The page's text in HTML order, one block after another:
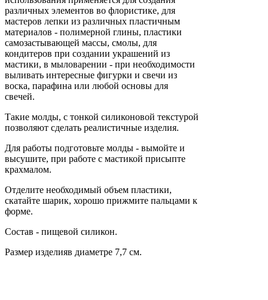
различных элементов во флористике, для
мастеров лепки из различных пластичным
материалов - полимерной глины, пластики
самозастывающей массы, смолы, для
кондитеров при создании украшений из
мастики, в мыловарении - при необходимости
выливать интересные фигурки и свечи из
воска, парафина или любой основы для
свечей.
Такие молды, с тонкой силиконовой текстурой
позволяют сделать реалистичные изделия.
Для работы подготовьте молды - вымойте и
высушите, при работе с мастикой присыпте
крахмалом.
Отделите необходимый объем пластики,
скатайте шарик, хорошо прижмите пальцами к
форме.
Состав - пищевой силикон.
Размер изделияв диаметре 7,7 см.